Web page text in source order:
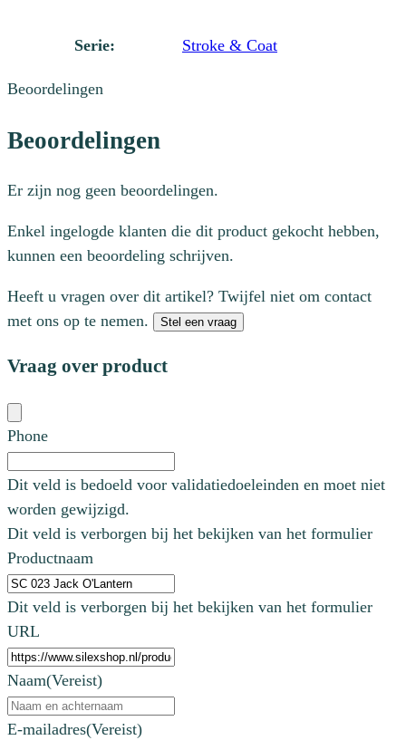
Serie: Stroke & Coat
Beoordelingen
Beoordelingen
Er zijn nog geen beoordelingen.
Enkel ingelogde klanten die dit product gekocht hebben,
kunnen een beoordeling schrijven.
Heeft u vragen over dit artikel? Twijfel niet om contact
met ons op te nemen.
Stel een vraag
Vraag over product
Phone
Dit veld is bedoeld voor validatiedoeleinden en moet niet
worden gewijzigd.
Dit veld is verborgen bij het bekijken van het formulier
Productnaam
Dit veld is verborgen bij het bekijken van het formulier
URL
Naam(Vereist)
E-mailadres(Vereist)